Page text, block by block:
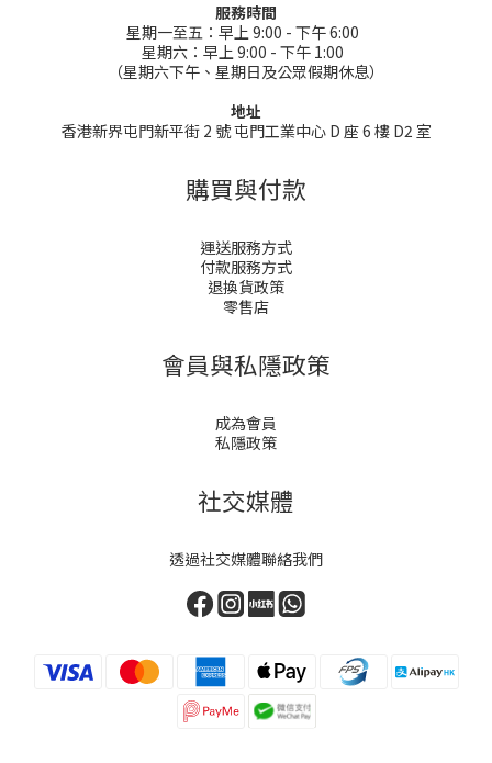
服務時間
星期一至五：早上 9:00 - 下午 6:00
星期六：早上 9:00 - 下午 1:00
（星期六下午、星期日及公眾假期休息）
地址
香港新界屯門新平街 2 號 屯門工業中心 D 座 6 樓 D2 室
購買與付款
運送服務方式
付款服務方式
退換貨政策
零售店
會員與私隱政策
成為會員
私隱政策
社交媒體
透過社交媒體聯絡我們